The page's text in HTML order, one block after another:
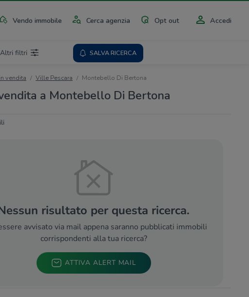
Vendo immobile Cerca agenzia Opt out Accedi
Altri filtri SALVA RICERCA
vendita Ville Pescara Montebello Di Bertona
a Montebello Di Bertona
risultato per questa ricerca.
avvisato via mail appena saranno pubblicati immobili
corrispondenti alla tua ricerca?
ATTIVA ALERT MAIL